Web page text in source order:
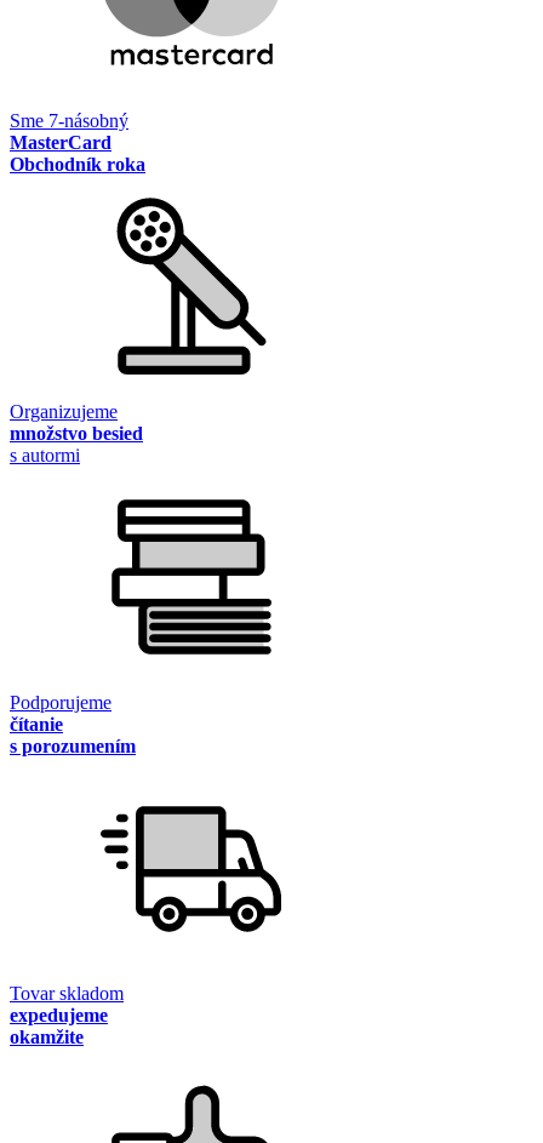
Sme 7-násobný
MasterCard
Obchodník roka
Organizujeme
množstvo besied
s autormi
Podporujeme
čítanie
s porozumením
Tovar skladom
expedujeme
okamžite